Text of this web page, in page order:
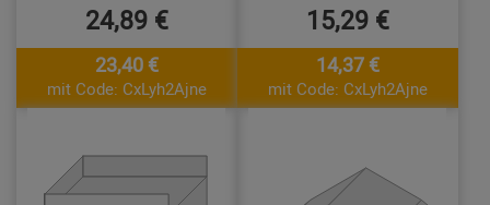
24,89 €
23,40 €
mit Code: CxLyh2Ajne
15,29 €
14,37 €
mit Code: CxLyh2Ajne